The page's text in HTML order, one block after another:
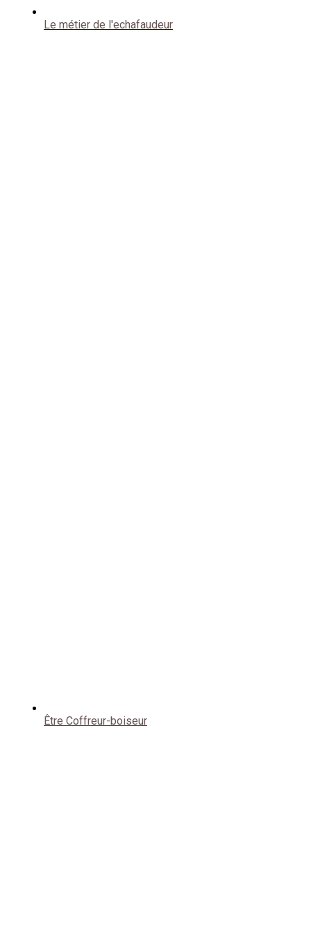
Le métier de l'echafaudeur
Être Coffreur-boiseur